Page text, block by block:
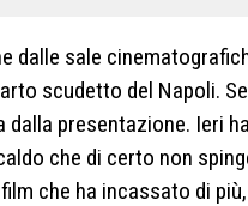
dalle sale
scudetto del Napoli.
dalla presentazione. Ieri
che di certo non
che ha incassato di